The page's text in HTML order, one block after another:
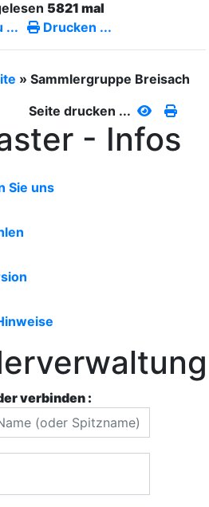
5821 mal
...
Drucken ...
» Sammlergruppe Breisach
Seite drucken ...
- Infos
Sie uns
verbinden :